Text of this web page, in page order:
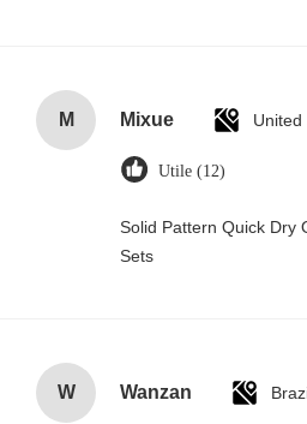
M Mixue United
Utile (12)
Solid Pattern Quick Dry
Sets
W Wanzan